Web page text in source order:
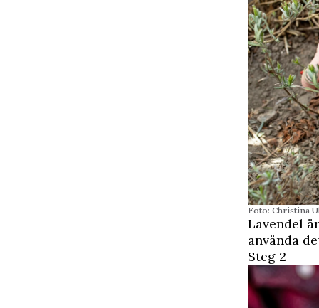
Foto: Christina
Lavendel
använda
Steg 2